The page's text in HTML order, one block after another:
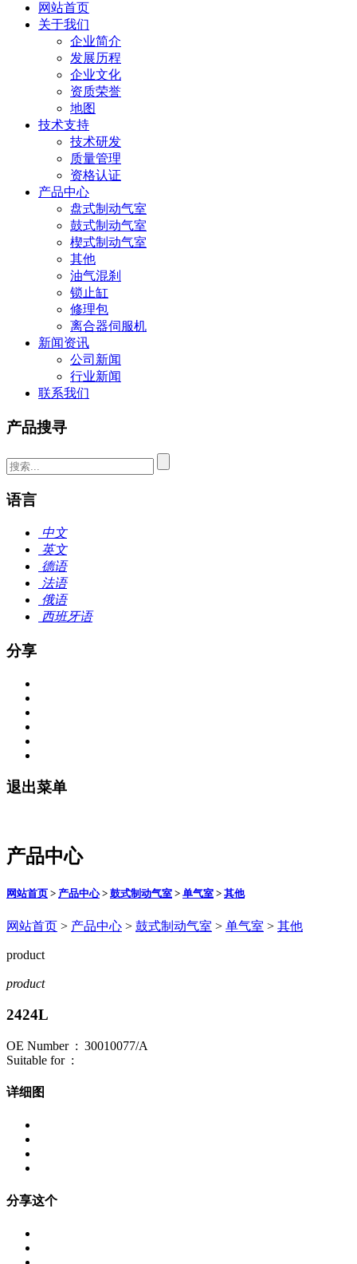
网站首页
关于我们
企业简介
发展历程
企业文化
资质荣誉
地图
技术支持
技术研发
质量管理
资格认证
产品中心
盘式制动气室
鼓式制动气室
楔式制动气室
其他
油气混刹
锁止缸
修理包
离合器伺服机
新闻资讯
公司新闻
行业新闻
联系我们
产品搜寻
语言
中文
英文
德语
法语
俄语
西班牙语
分享
退出菜单
产品中心
网站首页 > 产品中心> 鼓式制动气室 > 单气室 > 其他
网站首页 > 产品中心 > 鼓式制动气室 > 单气室 > 其他
product
product
2424L
OE Number : 30010077/A
Suitable for :
详细图
分享这个